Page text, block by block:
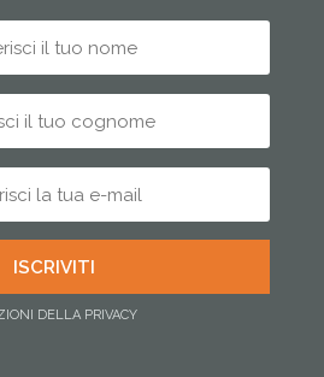
DELLA PRIVACY